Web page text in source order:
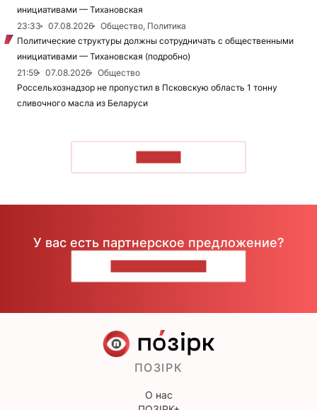
инициативами — Тихановская
23:33
07.08.2026
Общество, Политика
Политические структуры должны сотрудничать с общественными
инициативами — Тихановская (подробно)
21:59
07.08.2026
Общество
Россельхознадзор не пропустил в Псковскую область 1 тонну
сливочного масла из Беларуси
У вас есть партнерское предложение?
ПОЗІРК
О нас